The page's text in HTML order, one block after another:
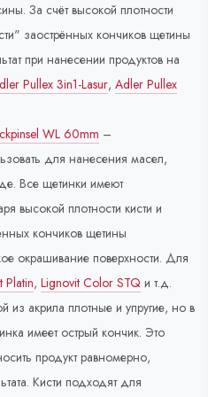
За счёт высокой плотности
заострённых кончиков щетины
при нанесении продуктов на
Pullex 3in1-Lasur, Adler Pullex
WL 60mm –
для нанесения масел,
Все щетинки имеют
высокой плотности кисти и
кончиков щетины
окрашивание поверхности. Для
Platin, Lignovit Color STQ и т.д.
из акрила плотные и упругие, но в
имеет острый кончик. Это
продукт равномерно,
Кисти подходят для